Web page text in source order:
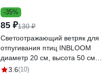
-35%
85 ₽130 ₽
Светоотражающий ветряк для
отпугивания птиц INBLOOM
диаметр 20 см, высота 50 см,
пластик 156-022
3.6(10)